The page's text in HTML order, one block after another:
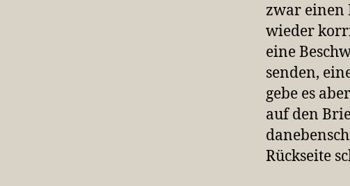
zwar einen
wieder
eine
senden,
gebe es
auf den
Rückseite